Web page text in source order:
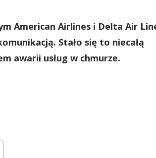
American Airlines i Delta Air
Stało się to niecałą
awarii usług w chmurze.